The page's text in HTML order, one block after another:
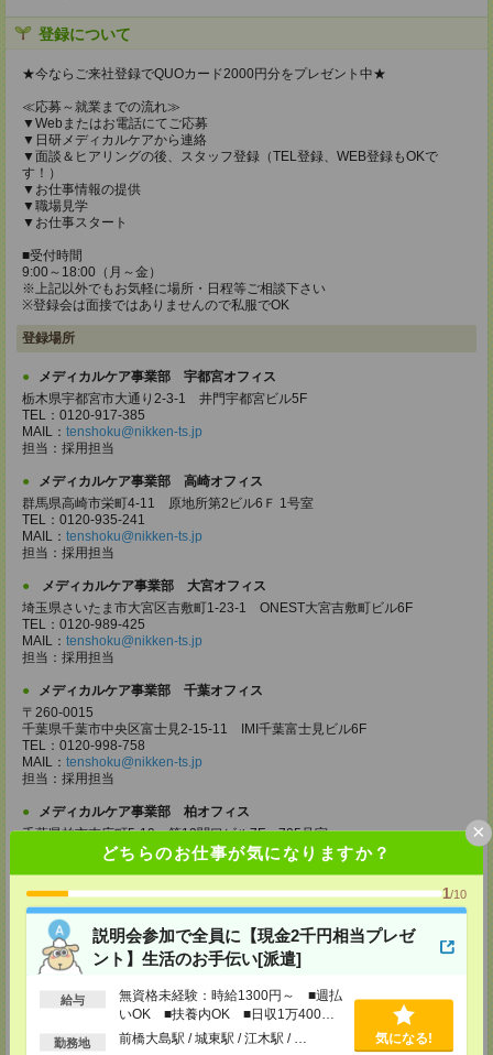
どちらのお仕事が気になりますか？
1/10
説明会参加で全員に【現金2千円相当プレゼ
ント】生活のお手伝い[派遣]
給与
無資格未経験：時給1300円～ ■週払
いOK ■扶養内OK ■日収1万400円
以上
勤務地 前橋大島駅 / 城東駅 / 江木駅 / … 気になる!
×
登録について
★今ならご来社登録でQUOカード2000円分をプレゼント中★
≪応募～就業までの流れ≫
▼Webまたはお電話にてご応募
▼日研メディカルケアから連絡
▼面談＆ヒアリングの後、スタッフ登録（TEL登録、WEB登録もOKで
す！）
▼お仕事情報の提供
▼職場見学
▼お仕事スタート
■受付時間
9:00～18:00（月～金）
※上記以外でもお気軽に場所・日程等ご相談下さい
※登録会は面接ではありませんので私服でOK
登録場所
メディカルケア事業部 宇都宮オフィス
栃木県宇都宮市大通り2-3-1 井門宇都宮ビル5F
TEL：0120-917-385
MAIL： tenshoku@nikken-ts.jp
担当：採用担当
メディカルケア事業部 高崎オフィス
群馬県高崎市栄町4-11 原地所第2ビル6Ｆ 1号室
TEL：0120-935-241
MAIL： tenshoku@nikken-ts.jp
担当：採用担当
メディカルケア事業部 大宮オフィス
埼玉県さいたま市大宮区吉敷町1-23-1 ONEST大宮吉敷町ビル6F
TEL：0120-989-425
MAIL： tenshoku@nikken-ts.jp
担当：採用担当
メディカルケア事業部 千葉オフィス
〒260-0015
千葉県千葉市中央区富士見2-15-11 IMI千葉富士見ビル6F
TEL：0120-998-758
MAIL： tenshoku@nikken-ts.jp
担当：採用担当
メディカルケア事業部 柏オフィス
千葉県柏市末広町5-19 第12関口ビル7F 705号室
TEL：0120-935-218
tenshoku@nikken-ts.jp
メディカルケア事業部 新宿オフィス
東京都新宿区新宿2-3-10 新宿御苑ビル6階
TEL：0120-457-235
MAIL：tenshoku@nikken-ts.jp
メディカルケア事業部 立川事業所
東京都立川市錦町1-12-14